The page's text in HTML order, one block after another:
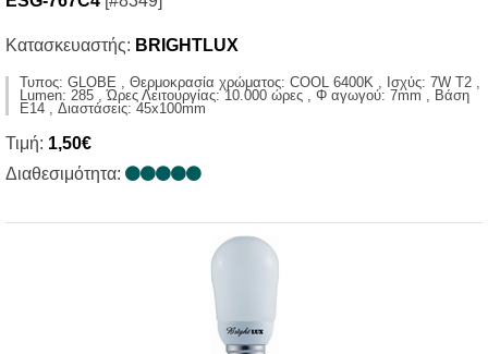
Κατασκευαστής: BRIGHTLUX
Τυπος: GLOBE , Θερμοκρασία χρώματος: COOL 6400K , Ισχύς: 7W T2 ,
Lumen: 285 , Ώρες Λειτουργίας: 10.000 ώρες , Φ αγωγού: 7mm , Βάση
E14 , Διαστάσεις: 45x100mm
Τιμή: 1,50€
Διαθεσιμότητα: